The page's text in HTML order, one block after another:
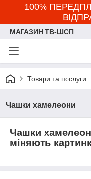
100%
МАГАЗИН ТВ-ШОП
Товари та послуги
Чашки хамелеони
Чашки
міняють